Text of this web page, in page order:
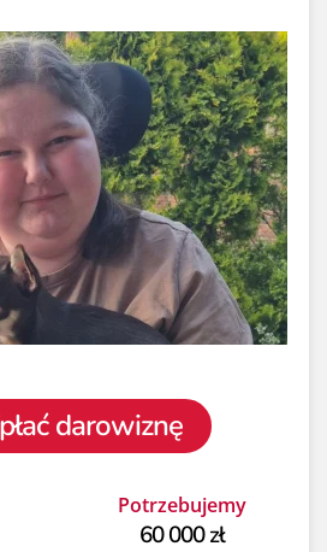
darowiznę
Potrzebujemy
60 000 zł